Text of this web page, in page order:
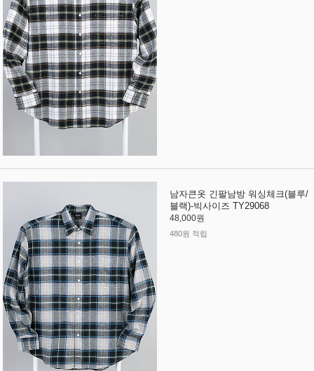
남자큰옷 긴팔남방 워싱체크(블루/
블랙)-빅사이즈 TY29068
48,000원
480원 적립